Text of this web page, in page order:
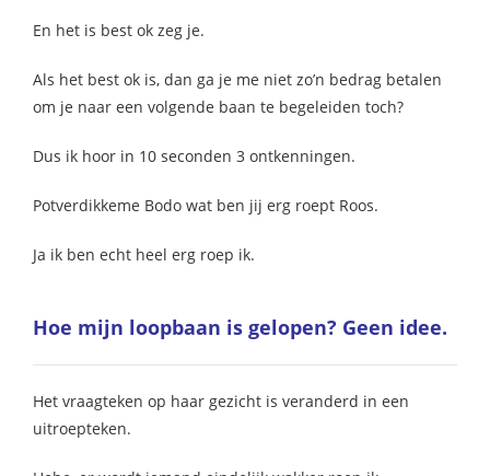
En het is best ok zeg je.
Als het best ok is, dan ga je me niet zo’n bedrag betalen
om je naar een volgende baan te begeleiden toch?
Dus ik hoor in 10 seconden 3 ontkenningen.
Potverdikkeme Bodo wat ben jij erg roept Roos.
Ja ik ben echt heel erg roep ik.
Hoe mijn loopbaan is gelopen? Geen idee.
Het vraagteken op haar gezicht is veranderd in een
uitroepteken.